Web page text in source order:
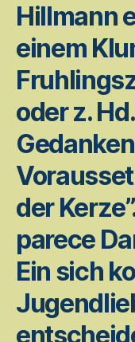
Hillmann
einem
oder z.
der
parece
Ein sich